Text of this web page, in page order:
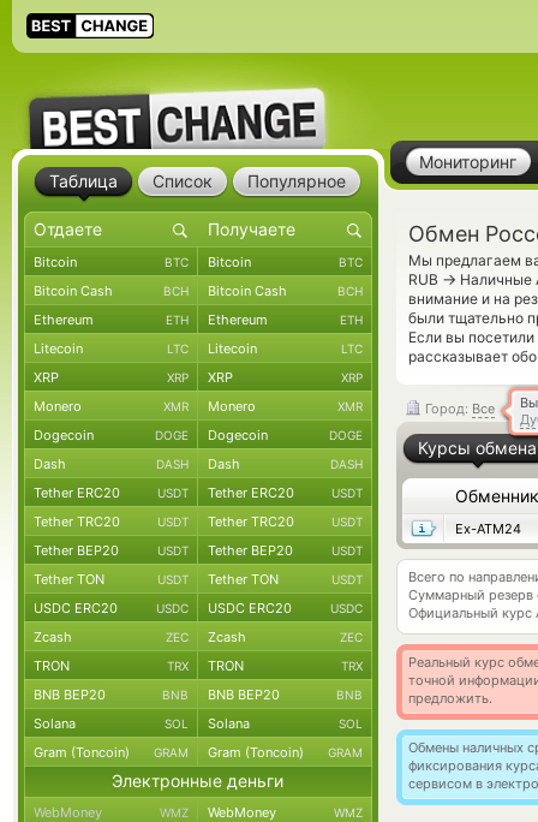
Мониторинг
Обмен
Мы предлагаем
RUB → Наличные
внимание и на
были тщательно
Если вы
рассказывает
Город: Все
Курсы обмена
Обменник
Ex-ATM24
Всего по
Суммарный резерв
Официальный курс
Реальный курс
точной
предложить.
Обмены наличных
фиксирования
сервисом в
Таблица Список Популярное
Bitcoin BTC Bitcoin BTC
Bitcoin Cash BCH Bitcoin Cash BCH
Ethereum ETH Ethereum ETH
Litecoin LTC Litecoin LTC
XRP XRP XRP XRP
Monero XMR Monero XMR
Dogecoin DOGE Dogecoin DOGE
Dash DASH Dash DASH
Tether ERC20 USDT Tether ERC20 USDT
Tether TRC20 USDT Tether TRC20 USDT
Tether BEP20 USDT Tether BEP20 USDT
Tether TON USDT Tether TON USDT
USDC ERC20 USDC USDC ERC20 USDC
Zcash ZEC Zcash ZEC
TRON TRX TRON TRX
BNB BEP20 BNB BNB BEP20 BNB
Solana SOL Solana SOL
Gram (Toncoin) GRAM Gram (Toncoin) GRAM
Электронные деньги
WebMoney WMZ WebMoney WMZ